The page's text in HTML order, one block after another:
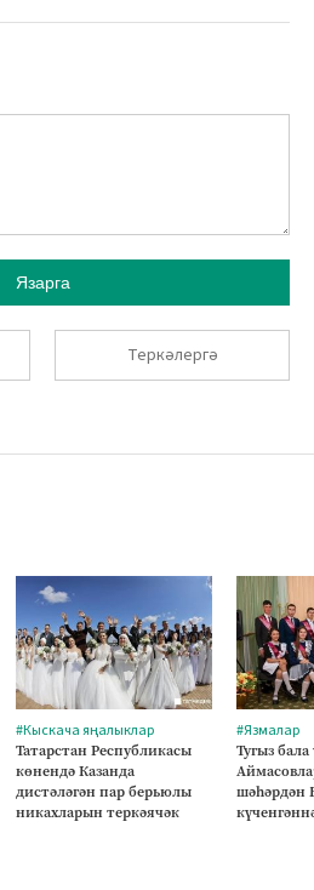
Язарга
Теркәлергә
#Кыскача яңалыклар
Татарстан Республикасы
көнендә Казанда
дистәләгән пар берьюлы
никахларын теркәячәк
#Язмалар
Тугыз бала
шәһәрдән